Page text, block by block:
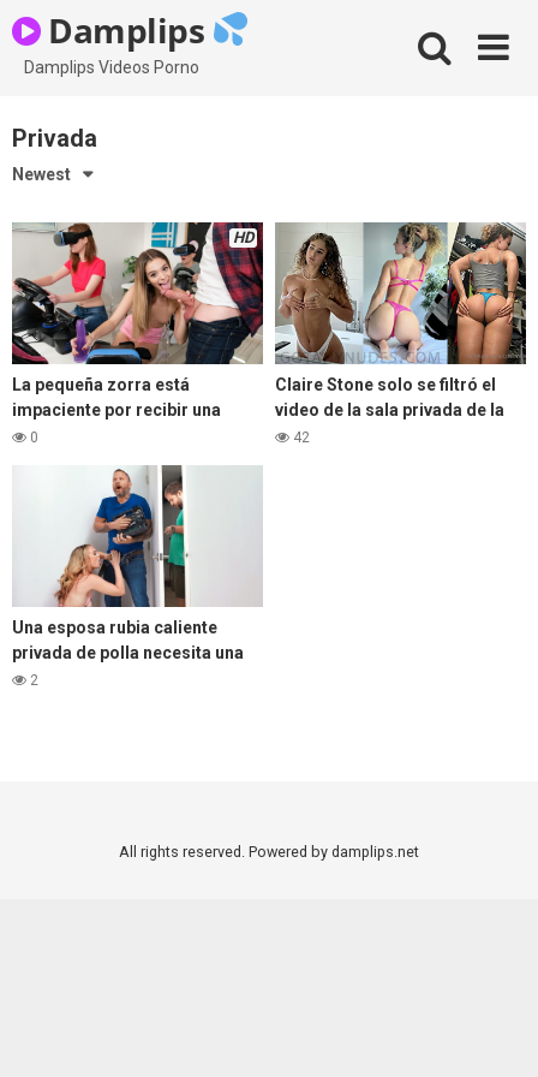
to
content
Damplips
Damplips Videos Porno
Privada
Newest
HD
La pequeña zorra está
impaciente por recibir una
lección privada con su
0
Claire Stone solo se filtró el
video de la sala privada de la
habitación del culo
42
Una esposa rubia caliente
privada de polla necesita una
polla dentro de ella
2
All rights reserved. Powered by damplips.net